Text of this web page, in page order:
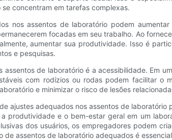
concentram em tarefas complexas.
nos assentos de laboratório podem
focadas em seu trabalho. Ao
aumentar sua produtividade. Isso é
e pesquisas.
assentos de laboratório é a acessibilidade. Em
​​com rodízios ou rodas podem facilitar
e minimizar o risco de lesões
ajustes adequados nos assentos de
produtividade e o bem-estar geral em um
dos usuários, os empregadores podem
de assentos de laboratório adequados é